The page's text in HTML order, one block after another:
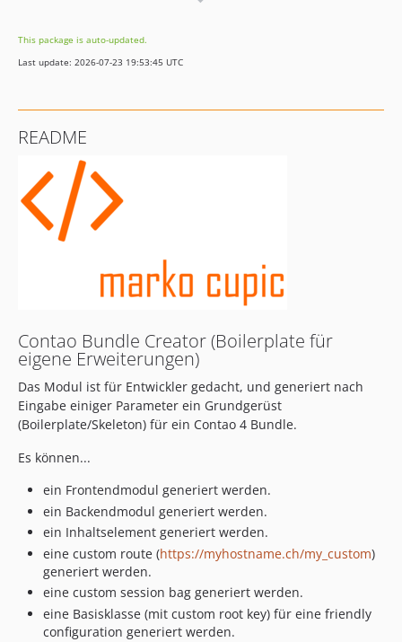
1.7.0
1.6.0
1.5.4
1.5.2
1.5.1
1.5.0
1.4.18
1.4.17
1.4.16
1.4.15
1.4.12
1.4.11
1.4.10
1.4.9
1.4.7
1.4.6
This package is auto-updated.
Last update: 2026-07-23 19:53:45 UTC
README
Contao Bundle Creator (Boilerplate für
eigene Erweiterungen)
Das Modul ist für Entwickler gedacht, und generiert nach
Eingabe einiger Parameter ein Grundgerüst
(Boilerplate/Skeleton) für ein Contao 4 Bundle.
Es können...
ein Frontendmodul generiert werden.
ein Backendmodul generiert werden.
ein Inhaltselement generiert werden.
eine custom route (https://myhostname.ch/my_custom)
generiert werden.
eine custom session bag generiert werden.
eine Basisklasse (mit custom root key) für eine friendly
configuration generiert werden.